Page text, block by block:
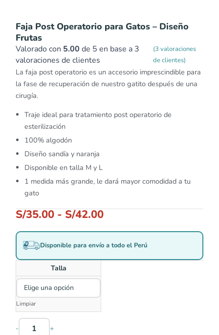
Faja Post Operatorio para Gatos – Diseño
Frutas
Valorado con 5.00 de 5 en base a 3
valoraciones de clientes
(3 valoraciones
de clientes)
La faja post operatorio es un accesorio imprescindible para
la fase de recuperación de nuestro gatito después de una
cirugía.
Traje ideal para tratamiento post operatorio de
esterilización
100% algodón
Diseño sandía y naranja
Disponible en talla M y L
1 medida más grande, le dará mayor comodidad a tu
gato
S/35.00 - S/42.00
Disponible para envío a todo el Perú
Talla
Limpiar
- +